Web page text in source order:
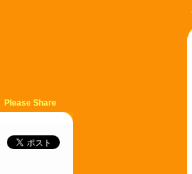
Please Share